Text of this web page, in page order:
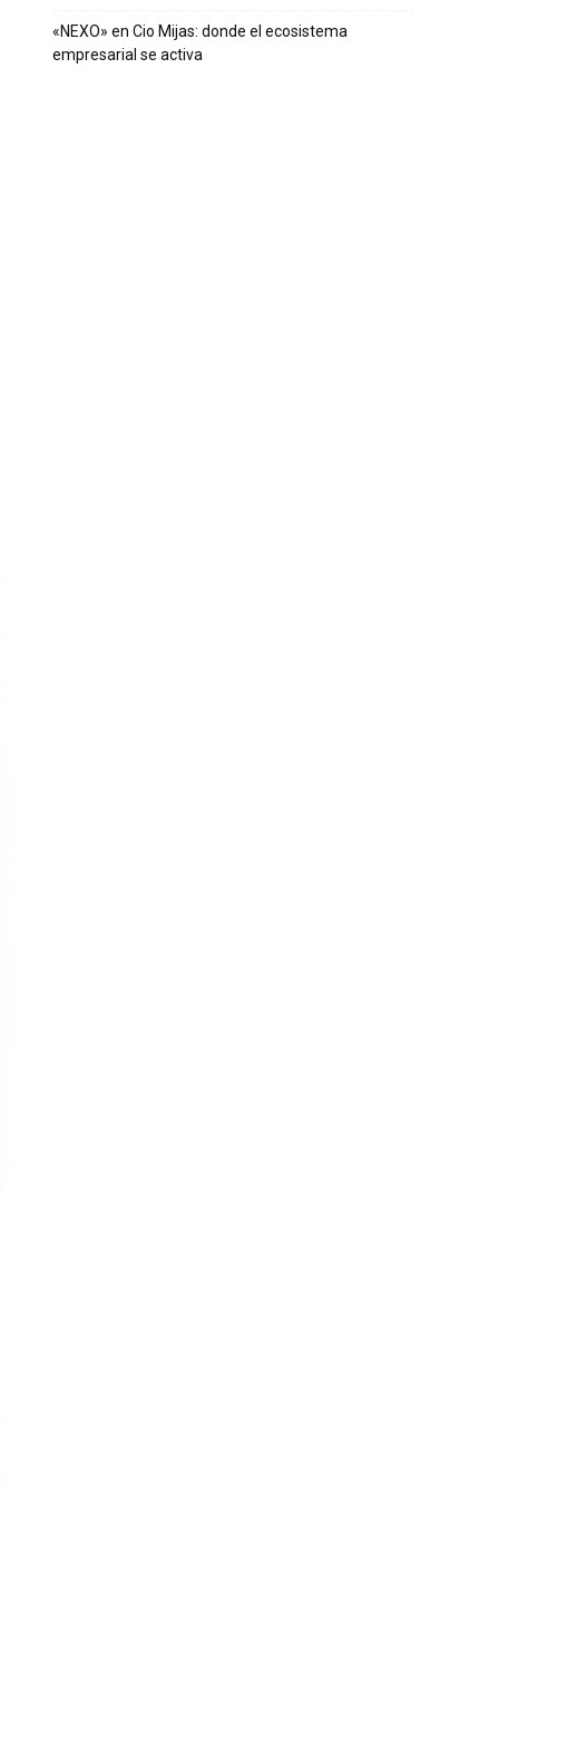
«NEXO» en Cio Mijas: donde el ecosistema
empresarial se activa